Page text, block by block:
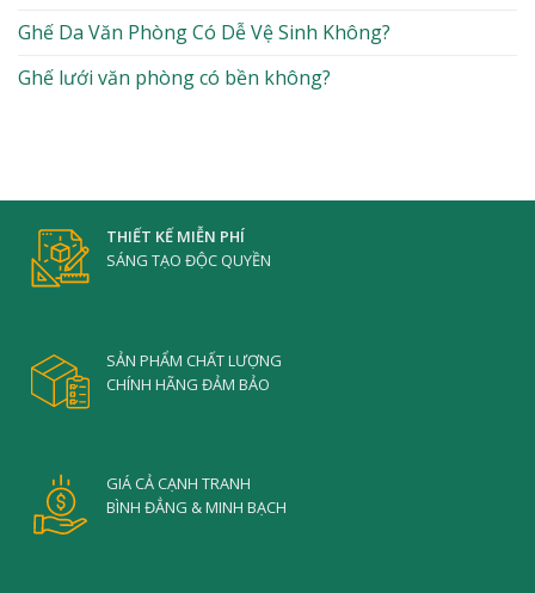
Ghế Da Văn Phòng Có Dễ Vệ Sinh Không?
Ghế lưới văn phòng có bền không?
THIẾT KẾ MIỄN PHÍ
SÁNG TẠO ĐỘC QUYỀN
SẢN PHẨM CHẤT LƯỢNG
CHÍNH HÃNG ĐẢM BẢO
GIÁ CẢ CẠNH TRANH
BÌNH ĐẲNG & MINH BẠCH